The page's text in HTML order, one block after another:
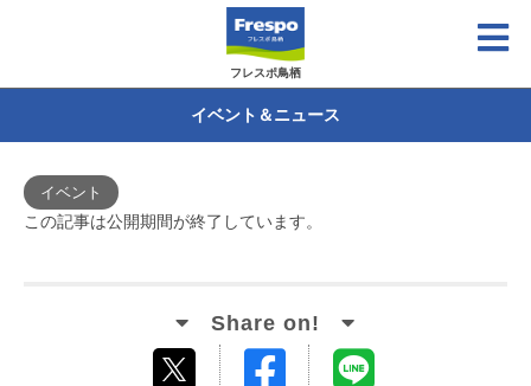
フレスポ鳥栖
イベント＆ニュース
イベント
この記事は公開期間が終了しています。
Facebook